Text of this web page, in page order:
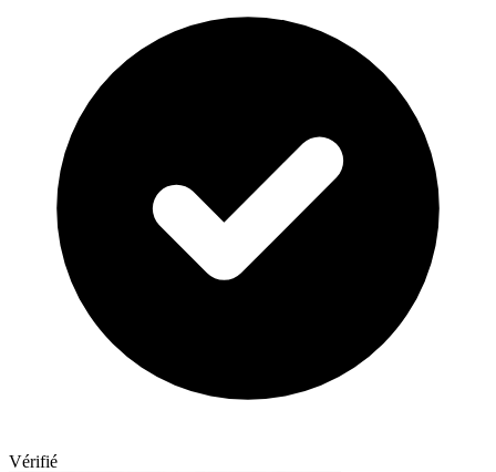
Vérifié